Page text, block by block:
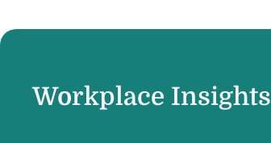
Workplace Insights